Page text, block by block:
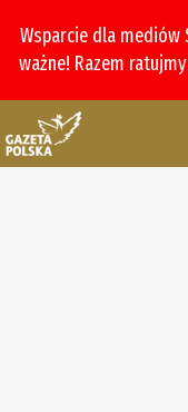
Wsparcie dla
ważne! Razem